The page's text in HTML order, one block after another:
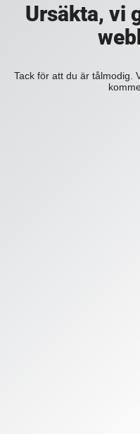
Ursäkta, vi
Tack för att du är tålmodig.